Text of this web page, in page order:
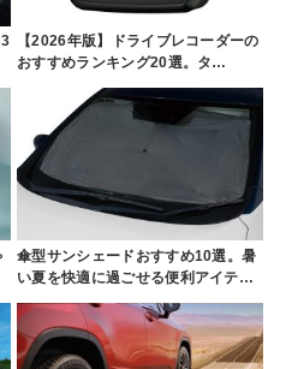
【2026年版】ドライブレコーダーの
おすすめランキング20選。タ…
傘型サンシェードおすすめ10選。暑
い夏を快適に過ごせる便利アイテ…